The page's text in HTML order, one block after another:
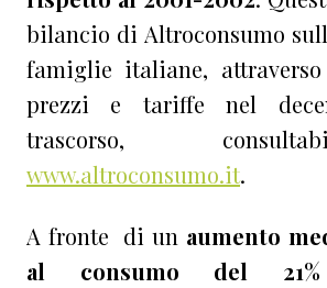
bilancio di Altroconsumo
famiglie italiane,
prezzi e tariffe nel
trascorso,
www.altroconsumo.it.
A fronte di un aumento
al consumo del 21%